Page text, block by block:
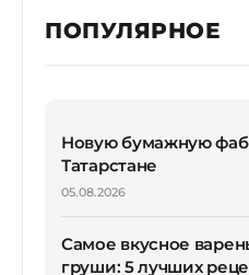
ПОПУЛЯРНОЕ
Новую бумажную
Татарстане
05.08.2026
Самое вкусное
груши: 5 лучших